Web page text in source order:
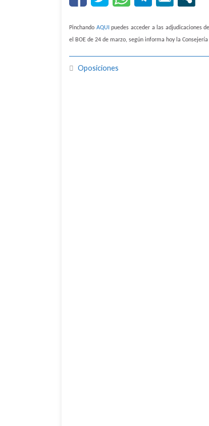
Pinchando AQUI puedes acceder a las adjudicaciones
el BOE de 24 de marzo, según informa hoy la
Oposiciones